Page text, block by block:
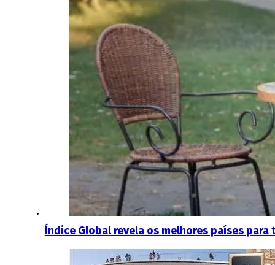
Índice Global revela os melhores países